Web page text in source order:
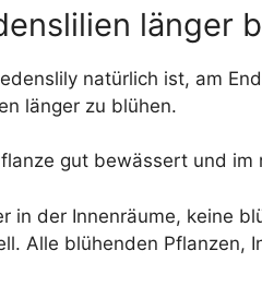
länger
natürlich ist, am
länger zu blühen.
gut bewässert und
in der Innenräume, keine
Alle blühenden